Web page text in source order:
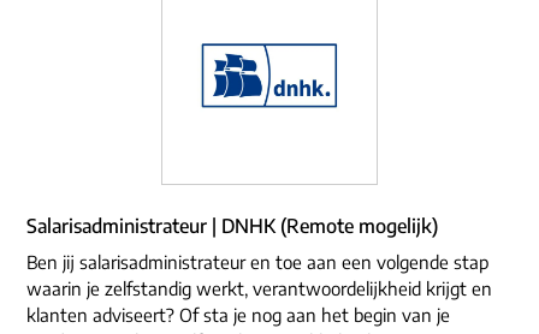
Salarisadministrateur | DNHK (Remote mogelijk)
Ben jij salarisadministrateur en toe aan een volgende stap
waarin je zelfstandig werkt, verantwoordelijkheid krijgt en
klanten adviseert? Of sta je nog aan het begin van je